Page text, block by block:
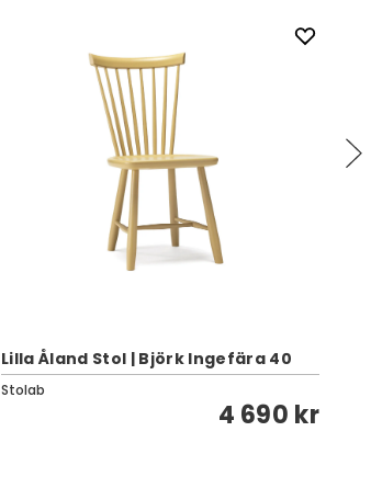
Lilla Åland Stol | Björk Ingefära 40
Stolab
4 690 kr